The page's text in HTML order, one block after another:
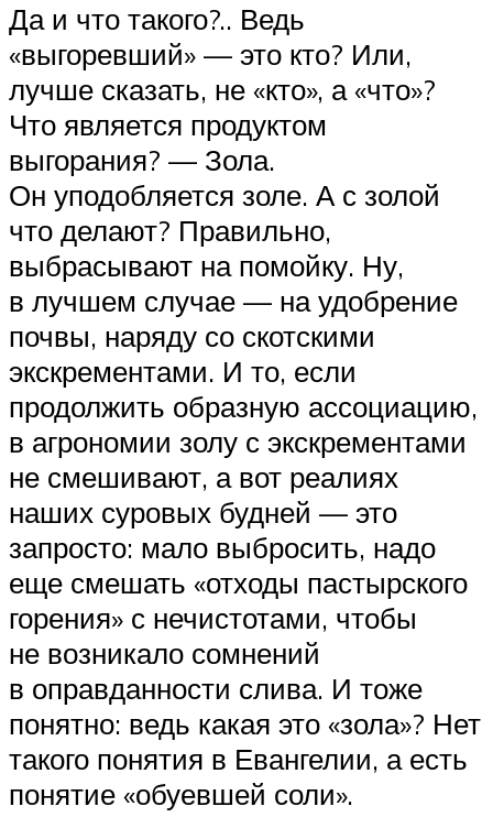
Да и что такого?.. Ведь
«выгоревший» — это кто? Или,
лучше сказать, не «кто», а «что»?
Что является продуктом
выгорания? — Зола.
Он уподобляется золе. А с золой
что делают? Правильно,
выбрасывают на помойку. Ну,
в лучшем случае — на удобрение
почвы, наряду со скотскими
экскрементами. И то, если
продолжить образную ассоциацию,
в агрономии золу с экскрементами
не смешивают, а вот реалиях
наших суровых будней — это
запросто: мало выбросить, надо
еще смешать «отходы пастырского
горения» с нечистотами, чтобы
не возникало сомнений
в оправданности слива. И тоже
понятно: ведь какая это «зола»? Нет
такого понятия в Евангелии, а есть
понятие «обуевшей соли».